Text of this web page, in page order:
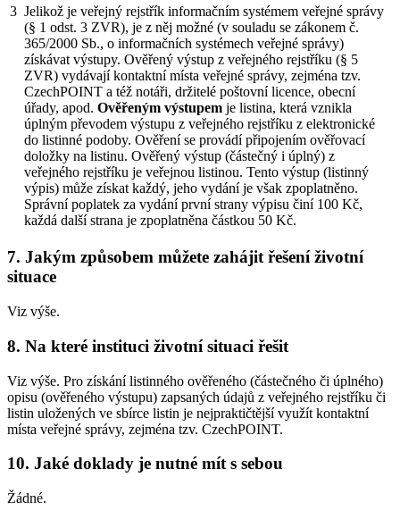
3 Jelikož je veřejný rejstřík informačním systémem veřejné správy
(§ 1 odst. 3 ZVR), je z něj možné (v souladu se zákonem č.
365/2000 Sb., o informačních systémech veřejné správy)
získávat výstupy. Ověřený výstup z veřejného rejstříku (§ 5
ZVR) vydávají kontaktní místa veřejné správy, zejména tzv.
CzechPOINT a též notáři, držitelé poštovní licence, obecní
úřady, apod. Ověřeným výstupem je listina, která vznikla
úplným převodem výstupu z veřejného rejstříku z elektronické
do listinné podoby. Ověření se provádí připojením ověřovací
doložky na listinu. Ověřený výstup (částečný i úplný) z
veřejného rejstříku je veřejnou listinou. Tento výstup (listinný
výpis) může získat každý, jeho vydání je však zpoplatněno.
Správní poplatek za vydání první strany výpisu činí 100 Kč,
každá další strana je zpoplatněna částkou 50 Kč.
7. Jakým způsobem můžete zahájit řešení životní
situace
Viz výše.
8. Na které instituci životní situaci řešit
Viz výše. Pro získání listinného ověřeného (částečného či úplného)
opisu (ověřeného výstupu) zapsaných údajů z veřejného rejstříku či
listin uložených ve sbírce listin je nejpraktičtější využít kontaktní
místa veřejné správy, zejména tzv. CzechPOINT.
10. Jaké doklady je nutné mít s sebou
Žádné.